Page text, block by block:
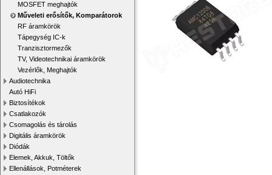
MOSFET meghajtók
Műveleti erősítők, Komparátorok
RF áramkörök
Tápegység IC-k
Tranzisztormezők
TV, Videotechnikai áramkörök
Vezérlők, Meghajtók
Audiotechnika
Autó HiFi
Biztosítékok
Csatlakozók
Csomagolás és tárolás
Digitális áramkörök
Diódák
Elemek, Akkuk, Töltők
Ellenállások, Potméterek